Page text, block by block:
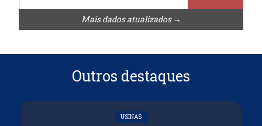
Mais dados atualizados →
Outros destaques
USINAS